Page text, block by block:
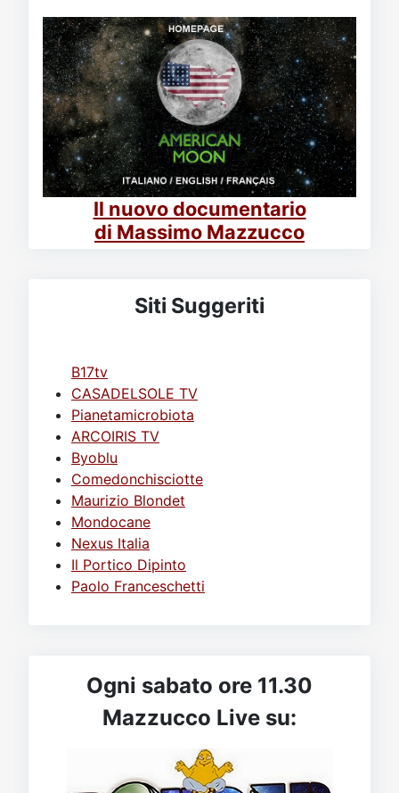
Il nuovo documentario
di Massimo Mazzucco
Siti Suggeriti
B17tv
CASADELSOLE TV
Pianetamicrobiota
ARCOIRIS TV
Byoblu
Comedonchisciotte
Maurizio Blondet
Mondocane
Nexus Italia
Il Portico Dipinto
Paolo Franceschetti
Ogni sabato ore 11.30
Mazzucco Live su: